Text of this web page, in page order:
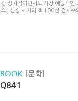
장 정치적이면서도 가장 예술적인
스〉 선정 세기의 책 100선 전체
[문학]
1